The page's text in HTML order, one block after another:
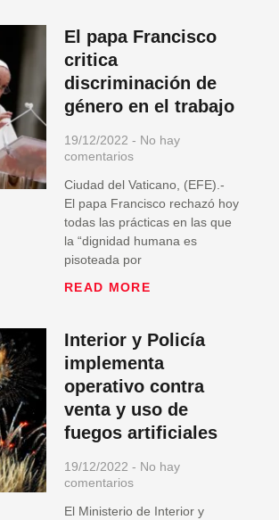
El papa Francisco
critica
discriminación de
género en el trabajo
19/12/2022
No hay
comentarios
Ciudad del Vaticano, (EFE).-
El papa Francisco rechazó hoy
todas las prácticas en las que
la “dignidad humana es
pisoteada por
READ MORE
Interior y Policía
implementa
operativo contra
venta y uso de
fuegos artificiales
19/12/2022
No hay
comentarios
El Ministerio de Interior y